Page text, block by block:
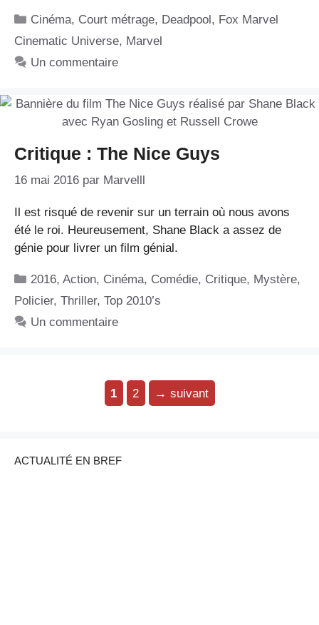
Catégories
Cinéma, Court métrage, Deadpool, Fox Marvel
Cinematic Universe, Marvel
Un commentaire
Critique : The Nice Guys
16 mai 2016 par Marvelll
Il est risqué de revenir sur un terrain où nous avons
été le roi. Heureusement, Shane Black a assez de
génie pour livrer un film génial.
Catégories
2016,Action, Cinéma, Comédie, Critique, Mystère,
Policier, Thriller, Top 2010’s
Un commentaire
Page
1
Page
2
→ suivant
ACTUALITÉ EN BREF